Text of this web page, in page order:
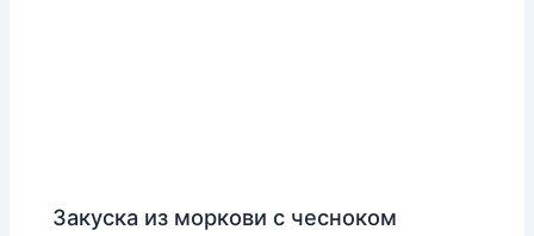
Закуска из моркови с чесноком